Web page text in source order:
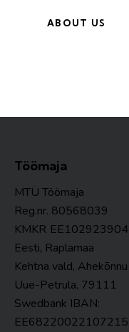
ABOUT US
Töömaja
MTÜ Töömaja
Reg.nr. 80568039
KMKR EE102923904
Eesti, Raplamaa
Kehtna vald,
Uue-Petrula, 79111
Swedbank IBAN: